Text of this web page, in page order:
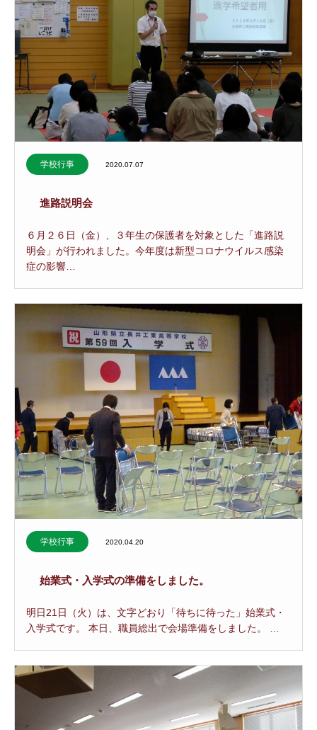
学校行事 2020.07.07
進路説明会
６月２６日（金）、３年生の保護者を対象とした「進路説
明会」が行われました。今年度は新型コロナウイルス感染
症の影響…
学校行事 2020.04.20
始業式・入学式の準備をしました。
明日21日（火）は、文字どおり「待ちに待った」始業式・
入学式です。 本日、職員総出で会場準備をしました。 …